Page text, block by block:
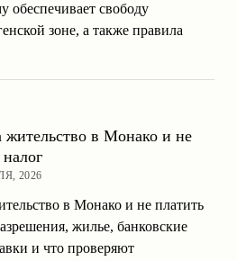
обеспечивает свободу
зоне, а также правила
жительство в Монако и не
2026
в Монако и не платить
жилье, банковские
и что проверяют